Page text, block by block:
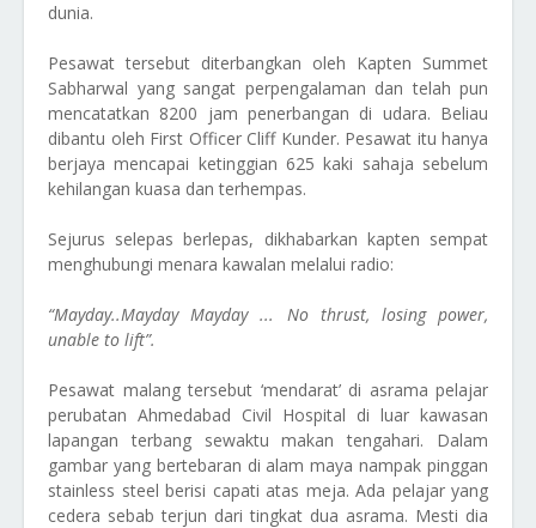
dunia.
Pesawat tersebut diterbangkan oleh Kapten Summet
Sabharwal yang sangat perpengalaman dan telah pun
mencatatkan 8200 jam penerbangan di udara. Beliau
dibantu oleh First Officer Cliff Kunder. Pesawat itu hanya
berjaya mencapai ketinggian 625 kaki sahaja sebelum
kehilangan kuasa dan terhempas.
Sejurus selepas berlepas, dikhabarkan kapten sempat
menghubungi menara kawalan melalui radio:
“Mayday..Mayday Mayday ... No thrust, losing power,
unable to lift”.
Pesawat malang tersebut ‘mendarat’ di asrama pelajar
perubatan Ahmedabad Civil Hospital di luar kawasan
lapangan terbang sewaktu makan tengahari. Dalam
gambar yang bertebaran di alam maya nampak pinggan
stainless steel berisi capati atas meja. Ada pelajar yang
cedera sebab terjun dari tingkat dua asrama. Mesti dia